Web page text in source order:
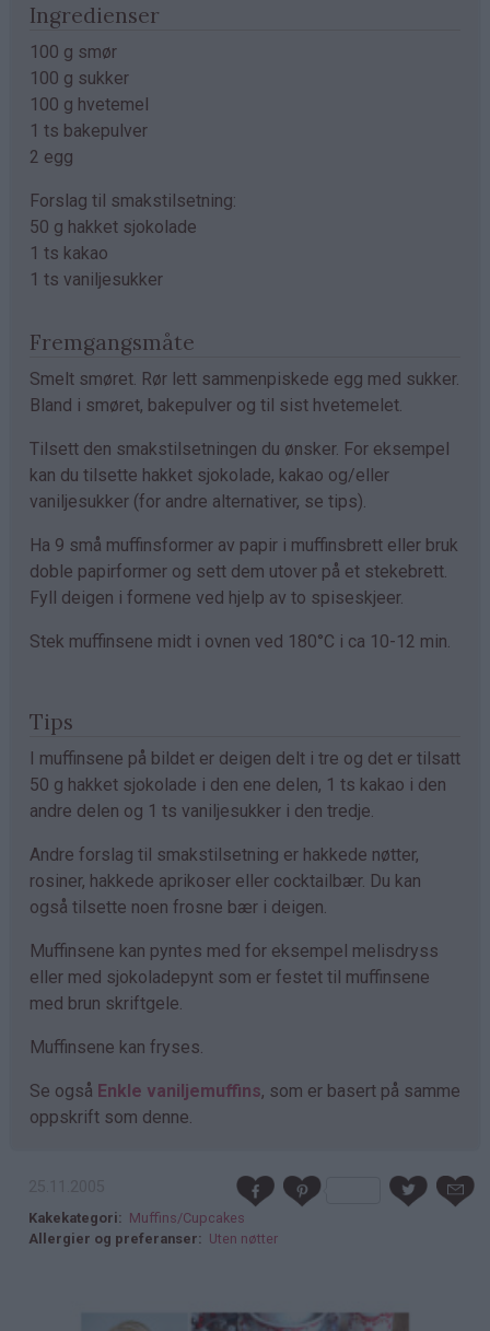
Ingredienser
100 g smør
100 g sukker
100 g hvetemel
1 ts bakepulver
2 egg
Forslag til smakstilsetning:
50 g hakket sjokolade
1 ts kakao
1 ts vaniljesukker
Fremgangsmåte
Smelt smøret. Rør lett sammenpiskede egg med sukker.
Bland i smøret, bakepulver og til sist hvetemelet.
Tilsett den smakstilsetningen du ønsker. For eksempel
kan du tilsette hakket sjokolade, kakao og/eller
vaniljesukker (for andre alternativer, se tips).
Ha 9 små muffinsformer av papir i muffinsbrett eller bruk
doble papirformer og sett dem utover på et stekebrett.
Fyll deigen i formene ved hjelp av to spiseskjeer.
Stek muffinsene midt i ovnen ved 180°C i ca 10-12 min.
Tips
I muffinsene på bildet er deigen delt i tre og det er tilsatt
50 g hakket sjokolade i den ene delen, 1 ts kakao i den
andre delen og 1 ts vaniljesukker i den tredje.
Andre forslag til smakstilsetning er hakkede nøtter,
rosiner, hakkede aprikoser eller cocktailbær. Du kan
også tilsette noen frosne bær i deigen.
Muffinsene kan pyntes med for eksempel melisdryss
eller med sjokoladepynt som er festet til muffinsene
med brun skriftgele.
Muffinsene kan fryses.
Se også Enkle vaniljemuffins, som er basert på samme
oppskrift som denne.
Kakekategori
Muffins/Cupcakes
Allergier og preferanser
Uten nøtter